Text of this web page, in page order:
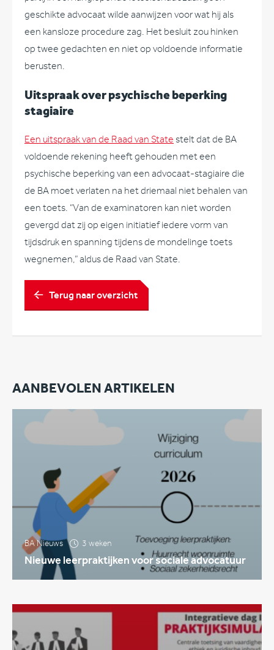
geschikte advocaat wilde aanwijzen voor wat hij als
een kansloze procedure zag. Het besluit zou hinken
op twee gedachten en niet op voldoende informatie
berusten.
Uitspraak over psychische beperking
stagiaire
Een uitspraak van de Raad van State stelt dat de BA
voldoende rekening heeft gehouden met een
psychische beperking van een advocaat-stagiaire die
de BA moet verlaten na het driemaal niet behalen van
een toets. “Van de examinatoren kan niet worden
gevergd dat zij op eigen initiatief iedere vorm van
tijdsdruk en spanning tijdens de mondelinge toets
wegnemen,” aldus de Raad van State.
Terug naar overzicht
AANBEVOLEN ARTIKELEN
BA Nieuws 3 weken
Nieuwe leerpraktijken voor sociale advocatuur